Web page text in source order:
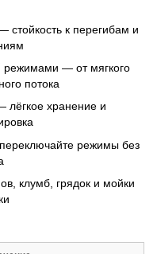
к перегибам и
режимами — от мягкого
потока
лёгкое хранение и
режимы без
клумб, грядок и мойки